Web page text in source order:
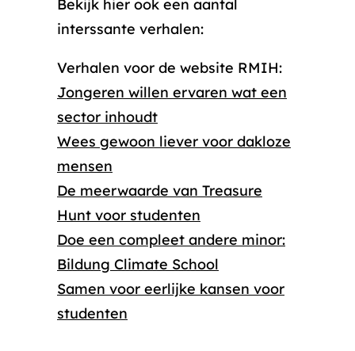
Bekijk hier ook een aantal
interssante verhalen:
Verhalen voor de website RMIH:
Jongeren willen ervaren wat een
sector inhoudt
Wees gewoon liever voor dakloze
mensen
De meerwaarde van Treasure
Hunt voor studenten
Doe een compleet andere minor:
Bildung Climate School
Samen voor eerlijke kansen voor
studenten